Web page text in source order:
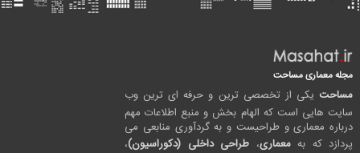
مجله معماری مساحت
مساحت یکی از تخصصی ترین و حرفه ای ترین وب
سایت هایی است که الهام بخش و منبع اطلاعات مهم
درباره معماری و طراحیست و به گردآوری منابعی می
پردازد که بهمعماری، طراحی داخلی (دکوراسیون)،